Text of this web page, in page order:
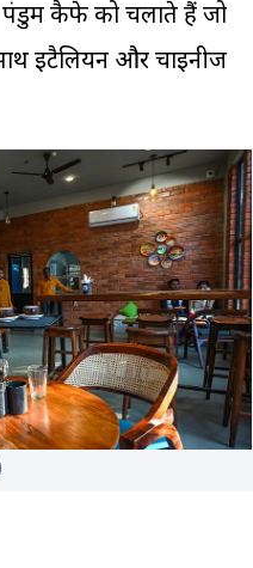
पंडुम कैफे को चलाते हैं जो
इटैलियन और चाइनीज